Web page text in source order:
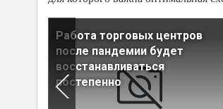
Работа торговых центров
после пандемии будет
восстанавливаться
постепенно